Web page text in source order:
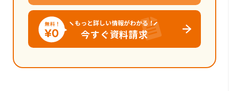
もっと詳しい情報がわかる！
今すぐ資料請求